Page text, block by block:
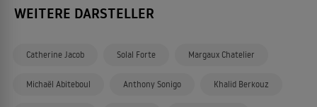
WEITERE DARSTELLER
Catherine Jacob Solal Forte Margaux Chatelier
Michaël Abiteboul Anthony Sonigo Khalid Berkouz